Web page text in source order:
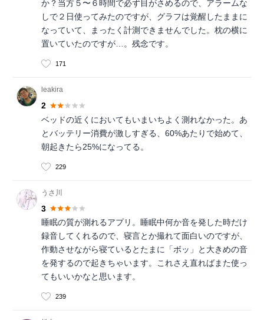
か？当方５〜６時間で必ず目がさめるので、アラームな
しで２日使ってみたのですが、グラフは覚醒したままに
なっていて、まったく計測できませんでした。枕の横に
置いていたのですが…。残念です。
171
leakira
2
ベッドの近くにおいてもいまいちよく測れなかった。あ
とバッテリー消費が激しすぎる、60%あたりで始めて、
朝起きたら25%になってる。
229
うさ川
3
睡眠の質が測れるアプリ。睡眠中何か音を発した時だけ
録音してくれるので、寝言とか撮れて面白いのですが、
作動させながら寝ているとたまに「ボッ」と大きめの音
を発するので起きちゃいます。これさえ直ればまた使っ
てもいいかなと思います。
239